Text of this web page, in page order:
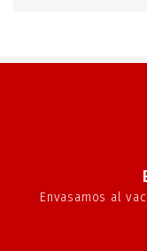
Envasamos al